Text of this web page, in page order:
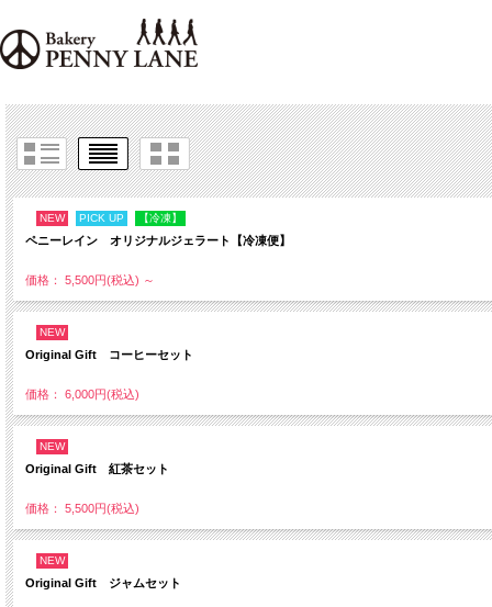
NEW PICK UP 【冷凍】
ペニーレイン オリジナルジェラート【冷凍便】
価格： 5,500円(税込) ～
NEW
Original Gift コーヒーセット
価格： 6,000円(税込)
NEW
Original Gift 紅茶セット
価格： 5,500円(税込)
NEW
Original Gift ジャムセット